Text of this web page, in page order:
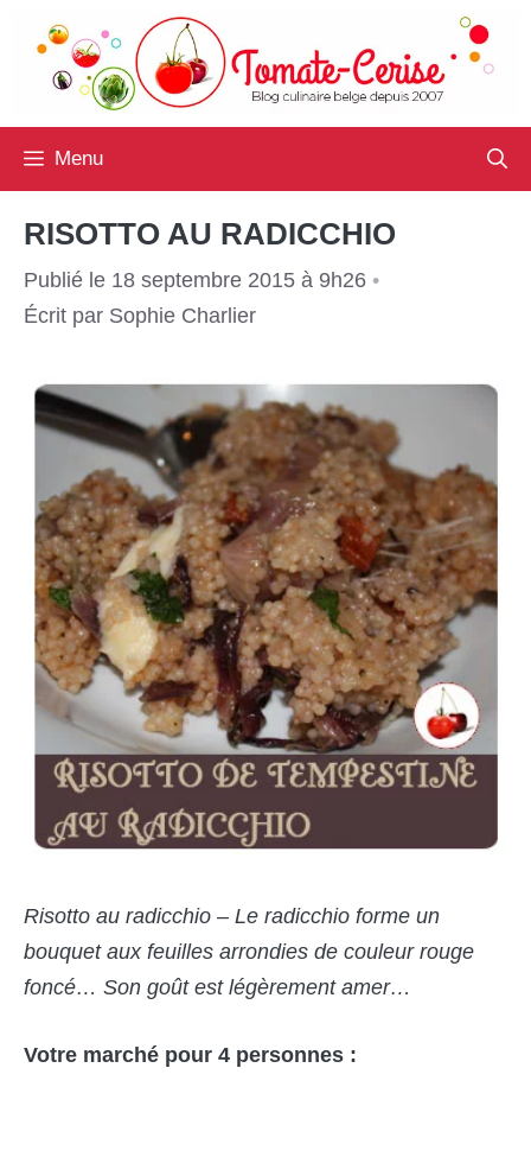
contenu
Menu
RISOTTO AU RADICCHIO
Publié le 18 septembre 2015 à 9h26 •
Écrit par Sophie Charlier
Risotto au radicchio – Le radicchio forme un
bouquet aux feuilles arrondies de couleur rouge
foncé… Son goût est légèrement amer…
Votre marché pour 4 personnes :